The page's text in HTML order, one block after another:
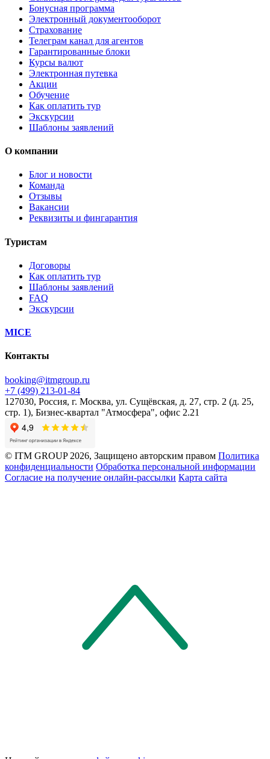
Бонусная программа
Электронный документооборот
Страхование
Телеграм канал для агентов
Гарантированные блоки
Курсы валют
Электронная путевка
Акции
Обучение
Как оплатить тур
Экскурсии
Шаблоны заявлений
О компании
Блог и новости
Команда
Отзывы
Вакансии
Реквизиты и фингарантия
Туристам
Договоры
Как оплатить тур
Шаблоны заявлений
FAQ
Экскурсии
MICE
Контакты
booking@itmgroup.ru
+7 (499) 213-01-84
127030, Россия, г. Москва, ул. Сущёвская, д. 27, стр. 2 (д. 25,
стр. 1), Бизнес-квартал "Атмосфера", офис 2.21
© ITM GROUP 2026, Защищено авторским правом Политика
конфиденциальности Обработка персональной информации
Согласие на получение онлайн-рассылки Карта сайта